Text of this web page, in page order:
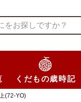
くだもの歳時記
(72-YO)